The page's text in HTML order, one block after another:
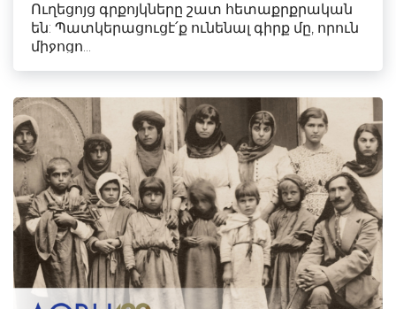
Ուղեցոյց գրքոյկները շատ հետաքրքրական
են: Պատկերացուցէ՛ք ունենալ գիրք մը, որուն
միջոցո...